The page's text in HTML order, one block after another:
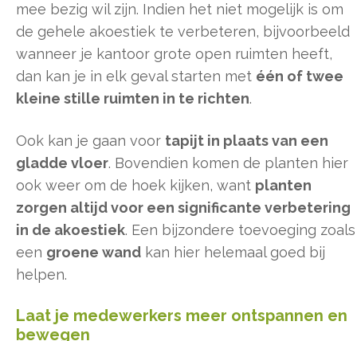
mee bezig wil zijn. Indien het niet mogelijk is om
de gehele akoestiek te verbeteren, bijvoorbeeld
wanneer je kantoor grote open ruimten heeft,
dan kan je in elk geval starten met één of twee
kleine stille ruimten in te richten.
Ook kan je gaan voor tapijt in plaats van een
gladde vloer. Bovendien komen de planten hier
ook weer om de hoek kijken, want planten
zorgen altijd voor een significante verbetering
in de akoestiek. Een bijzondere toevoeging zoals
een groene wand kan hier helemaal goed bij
helpen.
Laat je medewerkers meer ontspannen en
bewegen